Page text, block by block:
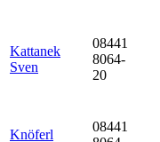
Kattanek
Sven
08441
8064-
20
Knöferl
08441